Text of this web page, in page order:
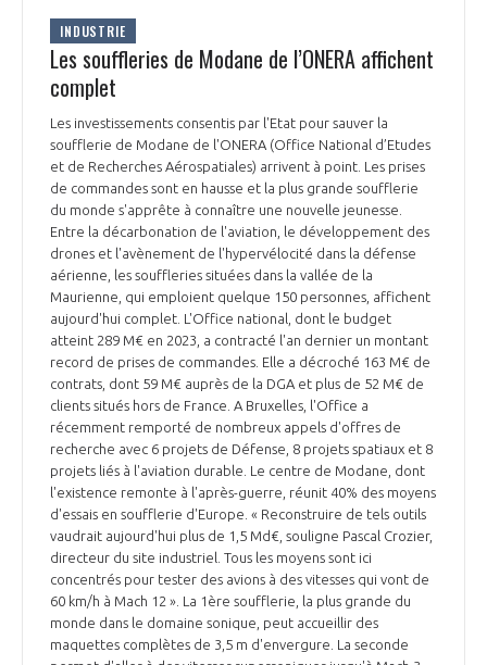
INDUSTRIE
Les souffleries de Modane de l’ONERA affichent
complet
Les investissements consentis par l'Etat pour sauver la
soufflerie de Modane de l'ONERA (Office National d’Etudes
et de Recherches Aérospatiales) arrivent à point. Les prises
de commandes sont en hausse et la plus grande soufflerie
du monde s'apprête à connaître une nouvelle jeunesse.
Entre la décarbonation de l'aviation, le développement des
drones et l'avènement de l'hypervélocité dans la défense
aérienne, les souffleries situées dans la vallée de la
Maurienne, qui emploient quelque 150 personnes, affichent
aujourd'hui complet. L'Office national, dont le budget
atteint 289 M€ en 2023, a contracté l'an dernier un montant
record de prises de commandes. Elle a décroché 163 M€ de
contrats, dont 59 M€ auprès de la DGA et plus de 52 M€ de
clients situés hors de France. A Bruxelles, l'Office a
récemment remporté de nombreux appels d'offres de
recherche avec 6 projets de Défense, 8 projets spatiaux et 8
projets liés à l'aviation durable. Le centre de Modane, dont
l'existence remonte à l'après-guerre, réunit 40% des moyens
d'essais en soufflerie d'Europe. « Reconstruire de tels outils
vaudrait aujourd'hui plus de 1,5 Md€, souligne Pascal Crozier,
directeur du site industriel. Tous les moyens sont ici
concentrés pour tester des avions à des vitesses qui vont de
60 km/h à Mach 12 ». La 1ère soufflerie, la plus grande du
monde dans le domaine sonique, peut accueillir des
maquettes complètes de 3,5 m d'envergure. La seconde